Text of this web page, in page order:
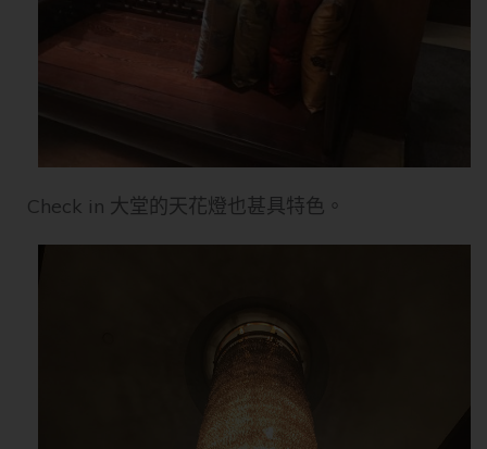
Check in 大堂的天花燈也甚具特色。